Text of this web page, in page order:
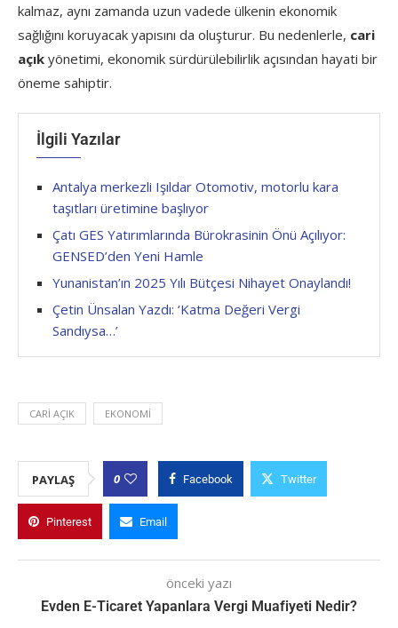
kalmaz, aynı zamanda uzun vadede ülkenin ekonomik
sağlığını koruyacak yapısını da oluşturur. Bu nedenlerle, cari
açık yönetimi, ekonomik sürdürülebilirlik açısından hayati bir
öneme sahiptir.
İlgili Yazılar
Antalya merkezli Işıldar Otomotiv, motorlu kara
taşıtları üretimine başlıyor
Çatı GES Yatırımlarında Bürokrasinin Önü Açılıyor:
GENSED’den Yeni Hamle
Yunanistan’ın 2025 Yılı Bütçesi Nihayet Onaylandı!
Çetin Ünsalan Yazdı: ‘Katma Değeri Vergi
Sandıysa…’
CARI AÇIK EKONOMI
PAYLAŞ 0 Facebook Twitter
Pinterest Email
önceki yazı
Evden E-Ticaret Yapanlara Vergi Muafiyeti Nedir?